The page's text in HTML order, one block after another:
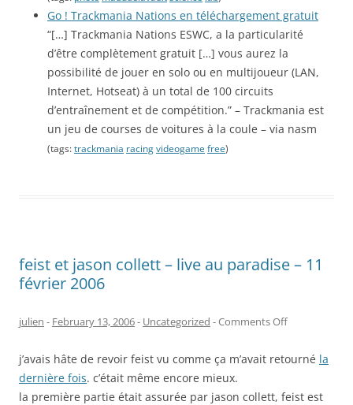
Go ! Trackmania Nations en téléchargement gratuit
“[…] Trackmania Nations ESWC, a la particularité
d’être complètement gratuit […] vous aurez la
possibilité de jouer en solo ou en multijoueur (LAN,
Internet, Hotseat) à un total de 100 circuits
d’entraînement et de compétition.” – Trackmania est
un jeu de courses de voitures à la coule – via nasm
(tags: trackmania racing videogame free)
feist et jason collett – live au paradise – 11
février 2006
julien - February 13, 2006- Uncategorized -Comments Offon
et
collett
j’avais hâte de revoir feist vu comme ça m’avait retourné la
dernière fois. c’était même encore mieux.
la première partie était assurée par jason collett, feist est